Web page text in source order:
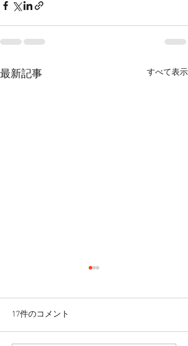
最新記事 すべて表示
17件のコメント